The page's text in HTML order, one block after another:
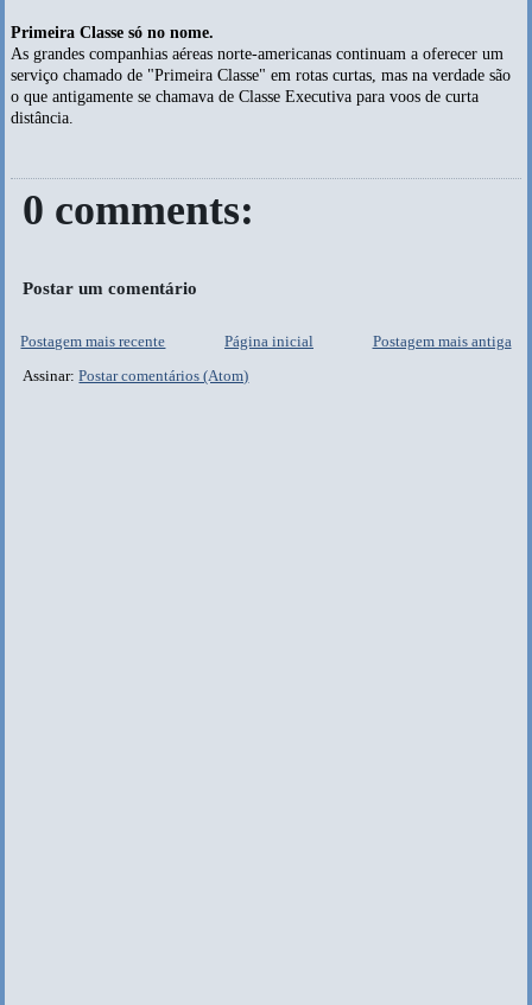
Primeira Classe só no nome.
As grandes companhias aéreas norte-americanas continuam a oferecer um
serviço chamado de "Primeira Classe" em rotas curtas, mas na verdade são
o que antigamente se chamava de Classe Executiva para voos de curta
distância.
0 comments:
Postar um comentário
Postagem mais recente Postagem mais antiga
Página inicial
Assinar:Postar comentários (Atom)